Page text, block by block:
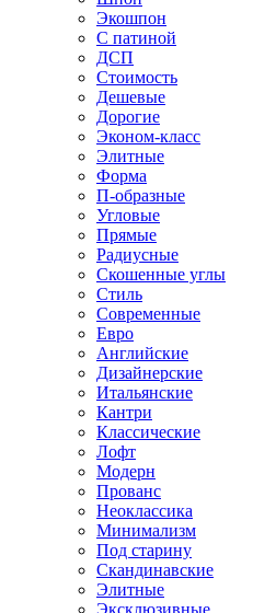
Экошпон
С патиной
ДСП
Стоимость
Дешевые
Дорогие
Эконом-класс
Элитные
Форма
П-образные
Угловые
Прямые
Радиусные
Скошенные углы
Стиль
Современные
Евро
Английские
Дизайнерские
Итальянские
Кантри
Классические
Лофт
Модерн
Прованс
Неоклассика
Минимализм
Под старину
Скандинавские
Элитные
Эксклюзивные